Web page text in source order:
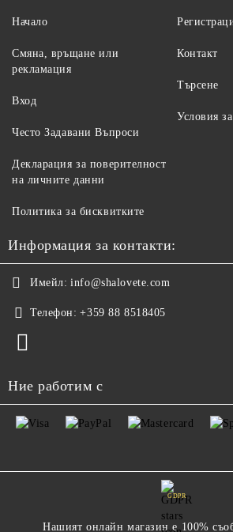
Начало
Смяна, връщане или
рекламация
Вход
Често Задавани Въпроси
Контакт
Търсене
Условия
Декларация за поверителност
на личните данни
Политика за бисквитките
Информация за контакти:
Имейл: info@shalovete.com
Телефон: +359 88 8518405
Ние работим с
GDPR
Нашият онлайн магазин е 100%